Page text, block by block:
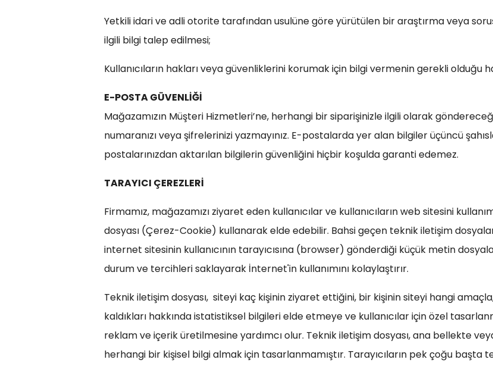
Yetkili idari ve adli otorite tarafından usulüne göre yürütülen bir araştırma veya
ilgili bilgi talep edilmesi;
Kullanıcıların hakları veya güvenliklerini korumak için bilgi vermenin gerekli olduğu
E-POSTA GÜVENLİĞİ
Mağazamızın Müşteri Hizmetleri’ne, herhangi bir siparişinizle ilgili olarak
numaranızı veya şifrelerinizi yazmayınız. E-postalarda yer alan bilgiler üçüncü
postalarınızdan aktarılan bilgilerin güvenliğini hiçbir koşulda garanti edemez.
TARAYICI ÇEREZLERİ
Firmamız, mağazamızı ziyaret eden kullanıcılar ve kullanıcıların web sitesini
dosyası (Çerez-Cookie) kullanarak elde edebilir. Bahsi geçen teknik iletişim
internet sitesinin kullanıcının tarayıcısına (browser) gönderdiği küçük metin
durum ve tercihleri saklayarak İnternet'in kullanımını kolaylaştırır.
Teknik iletişim dosyası, siteyi kaç kişinin ziyaret ettiğini, bir kişinin siteyi hangi
kaldıkları hakkında istatistiksel bilgileri elde etmeye ve kullanıcılar için özel
reklam ve içerik üretilmesine yardımcı olur. Teknik iletişim dosyası, ana bellekte
herhangi bir kişisel bilgi almak için tasarlanmamıştır. Tarayıcıların pek çoğu başta